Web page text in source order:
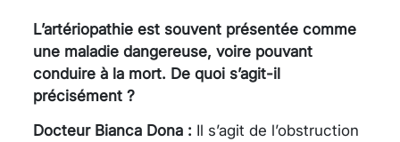
L’artériopathie est souvent présentée comme
une maladie dangereuse, voire pouvant
conduire à la mort. De quoi s’agit-il
précisément ?
Docteur Bianca Dona : Il s’agit de l’obstruction